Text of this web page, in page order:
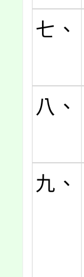
七、
八、
九、